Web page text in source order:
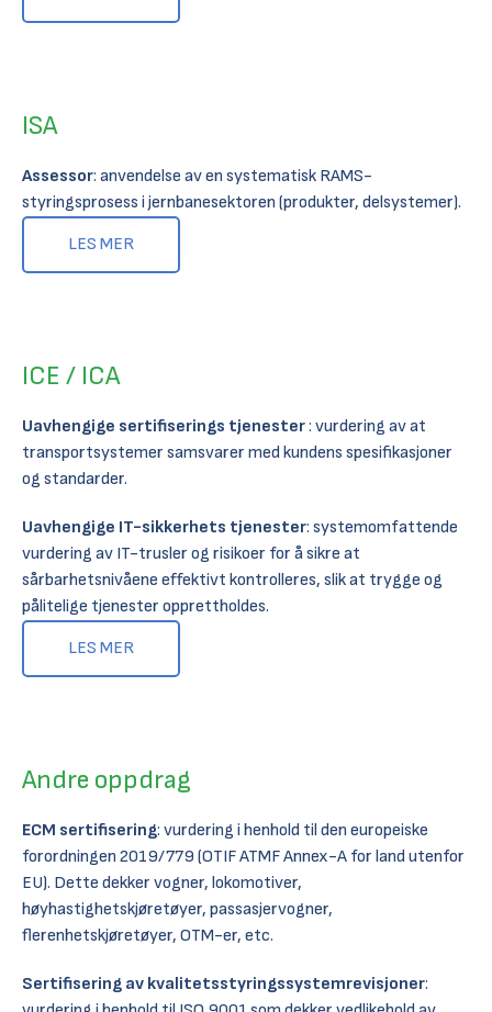
ISA
Assessor: anvendelse av en systematisk RAMS-
styringsprosess i jernbanesektoren (produkter, delsystemer).
LES MER
ICE / ICA
Uavhengige sertifiserings tjenester: vurdering av at
transportsystemer samsvarer med kundens spesifikasjoner
og standarder.
Uavhengige IT-sikkerhets tjenester: systemomfattende
vurdering av IT-trusler og risikoer for å sikre at
sårbarhetsnivåene effektivt kontrolleres, slik at trygge og
pålitelige tjenester opprettholdes.
LES MER
Andre oppdrag
ECM sertifisering: vurdering i henhold til den europeiske
forordningen 2019/779 (OTIF ATMF Annex-A for land utenfor
EU). Dette dekker vogner, lokomotiver,
høyhastighetskjøretøyer, passasjervogner,
flerenhetskjøretøyer, OTM-er, etc.
Sertifisering av kvalitetsstyringssystemrevisjoner: